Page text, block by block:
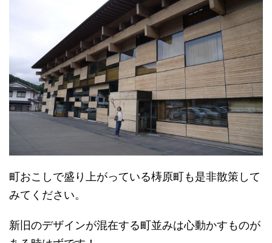
町おこしで盛り上がっている梼原町も是非散策して
みてください。
新旧のデザインが混在する町並みは心動かすものが